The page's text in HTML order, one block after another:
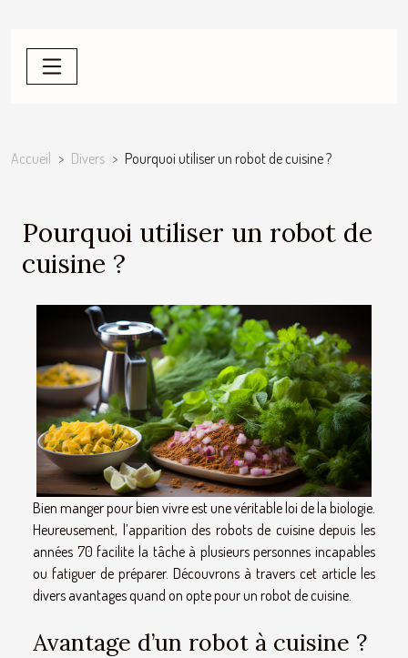
Accueil Divers Pourquoi utiliser un robot de cuisine ?
Pourquoi utiliser un robot de
cuisine ?
Bien manger pour bien vivre est une véritable loi de la biologie.
Heureusement, l’apparition des robots de cuisine depuis les
années 70 facilite la tâche à plusieurs personnes incapables
ou fatiguer de préparer. Découvrons à travers cet article les
divers avantages quand on opte pour un robot de cuisine.
Avantage d’un robot à cuisine ?